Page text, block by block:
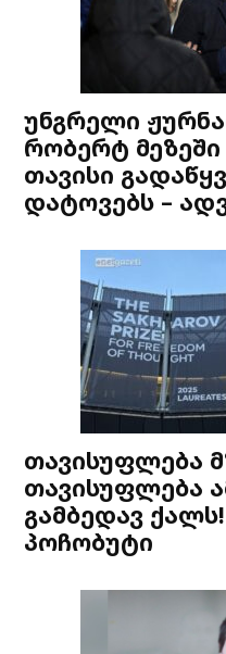
უნგრელი
რობერტ
თავისი
დატოვებს –
თავისუფლება
თავისუფლება
გამბედავ
პოჩობუტი